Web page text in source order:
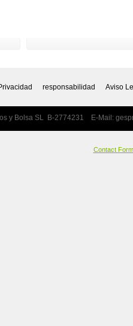
responsabilidad Aviso
y Bolsa SL B-2774231 E-Mail:
Contact Form